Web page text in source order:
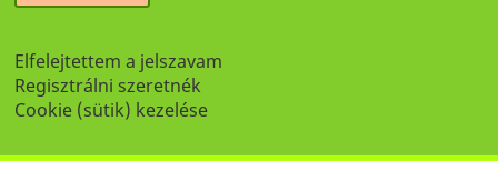
Elfelejtettem a jelszavam
Regisztrálni szeretnék
Cookie (sütik) kezelése